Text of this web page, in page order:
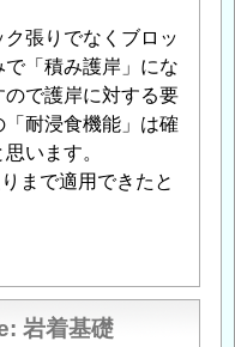
ク張りでなくブロッ
で「積み護岸」にな
ので護岸に対する要
耐浸食機能」は確
います。
まで適用できたと
岩着基礎